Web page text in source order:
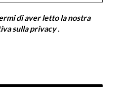
di aver letto la nostra
sulla privacy.